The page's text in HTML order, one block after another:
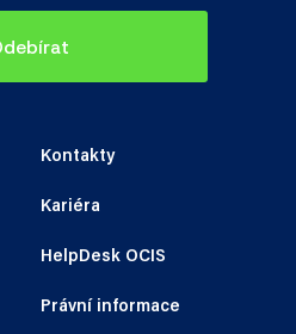
Kontakty
Kariéra
HelpDesk OCIS
Právní informace